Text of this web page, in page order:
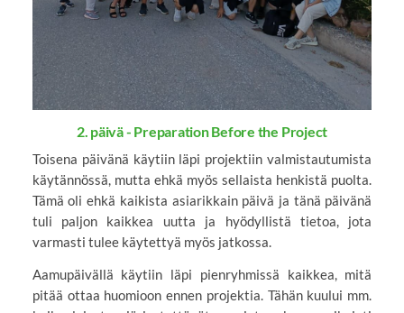
2. päivä - Preparation Before the Project
Toisena päivänä käytiin läpi projektiin valmistautumista
käytännössä, mutta ehkä myös sellaista henkistä puolta.
Tämä oli ehkä kaikista asiarikkain päivä ja tänä päivänä
tuli paljon kaikkea uutta ja hyödyllistä tietoa, jota
varmasti tulee käytettyä myös jatkossa.
Aamupäivällä käytiin läpi pienryhmissä kaikkea, mitä
pitää ottaa huomioon ennen projektia. Tähän kuului mm.